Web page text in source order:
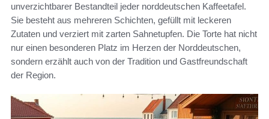
unverzichtbarer Bestandteil jeder norddeutschen Kaffeetafel.
Sie besteht aus mehreren Schichten, gefüllt mit leckeren
Zutaten und verziert mit zarten Sahnetupfen. Die Torte hat nicht
nur einen besonderen Platz im Herzen der Norddeutschen,
sondern erzählt auch von der Tradition und Gastfreundschaft
der Region.